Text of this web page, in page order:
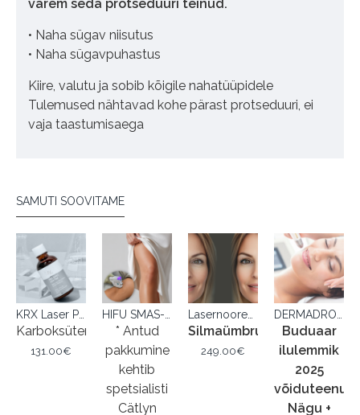
varem seda protseduuri teinud.
• Naha sügav niisutus
• Naha sügavpuhastus
Kiire, valutu ja sobib kõigile nahatüüpidele
Tulemused nähtavad kohe pärast protseduuri, ei
vaja taastumisaega
SAMUTI SOOVITAME
Karboksüteraapia
131.00€
* Antud
pakkumine
kehtib
spetsialisti
Cätlyn
Silmaümbrus
249.00€
Buduaar
ilulemmik
2025
võiduteenus
Nägu +